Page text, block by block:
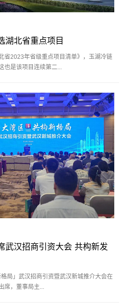
湖北省重点项目
省2023年省级重点项目清单》，玉湖冷链
也是该项目连续第二...
武汉招商引资大会 共构新发
局」武汉招商引资暨武汉新城推介大会在
席，董事局主...